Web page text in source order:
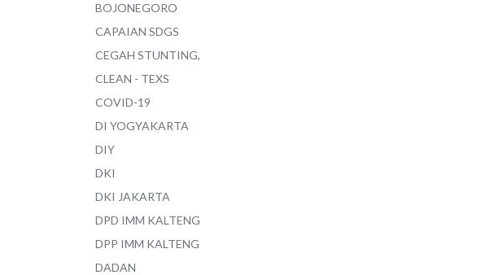
BOJONEGORO
CAPAIAN SDGS
CEGAH STUNTING,
CLEAN - TEXS
COVID-19
DI YOGYAKARTA
DIY
DKI
DKI JAKARTA
DPD IMM KALTENG
DPP IMM KALTENG
DADAN